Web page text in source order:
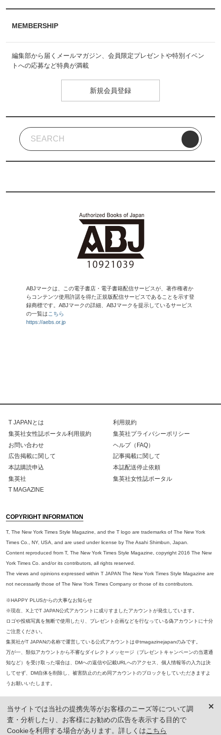
MEMBERSHIP
編集部から届くメールマガジン、会員限定プレゼントや特別イベン
トへの応募など特典が満載
新規会員登録
ABJマークは、この電子書店・電子書籍配信サービスが、著作権者か
らコンテンツ使用許諾を得た正規版配信サービスであることを示す登
録商標です。ABJマークの詳細、ABJマークを提示しているサービス
の一覧は こちら
https://aebs.or.jp
T JAPANとは
利用規約
集英社女性誌ポータル利用規約
集英社プライバシーポリシー
お問い合わせ
ヘルプ（FAQ）
広告掲載に関して
記事掲載に関して
本誌購読申込
本誌配送停止依頼
集英社
集英社女性誌ポータル
T MAGAZINE
COPYRIGHT INFORMATION
T, The New York Times Style Magazine, and the T logo are trademarks of The New York
Times Co., NY, USA, and are used under license by The Asahi Shimbun, Japan.
Content reproduced from T, The New York Times Style Magazine, copyright 2016 The New
York Times Co. and/or its contributors, all rights reserved.
The views and opinions expressed within T JAPAN The New York Times Style Magazine are
not necessarily those of The New York Times Company or those of its contributors.
※HAPPY PLUSからの大事なお知らせ
※現在、X上でT JAPAN公式アカウントに成りすましたアカウントが発生しています。
ロゴや投稿写真を無断で使用したり、プレゼント企画などを行なっている偽アカウントに十分
ご注意ください。
集英社がT JAPANの名称で運営している公式アカウントは＠tmagazinejapanのみです。
万が一、類似アカウントから不審なダイレクトメッセージ（プレゼントキャンペーンの当選通
知など）を受け取った場合は、DMへの返信や記載URLへのアクセス、個人情報等の入力は決
してせず、DM自体を削除し、被害防止のため同アカウントのブロックをしていただきますよ
うお願いいたします。
※ 掲載商品の価格は、特に記載がないかぎり、「税込価格」で表示しています。ただし、2021年3月18日以前に公開し
た記事については「本体価格（税抜）」での表示となり、 掲載価格には消費税が含まれておりませんのでご注意くだ
当サイトでは当社の提携先等がお客様のニーズ等について調
査・分析したり、お客様にお勧めの広告を表示する目的で
Cookieを利用する場合があります。詳しくはこちら